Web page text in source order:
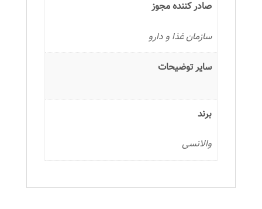
صادر کننده مجوز
سازمان غذا و دارو
سایر توضیحات
برند
والانسی